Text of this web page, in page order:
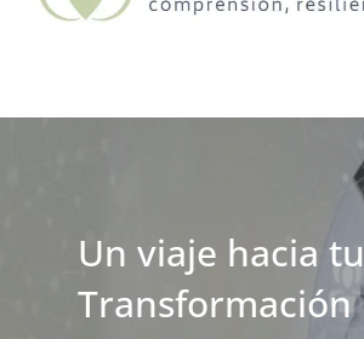
Un viaje hacia tu
Transformación